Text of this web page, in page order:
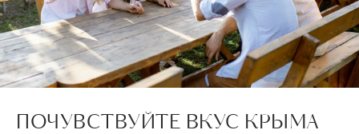
ПОЧУВСТВУЙТЕ ВКУС КРЫМА